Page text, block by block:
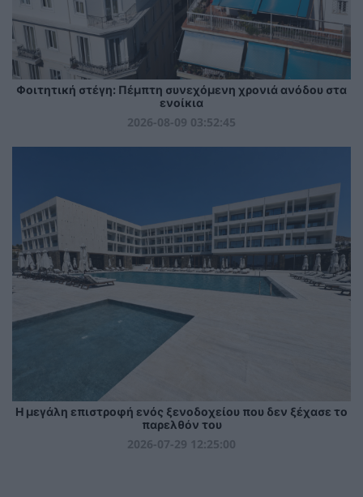
Φοιτητική στέγη: Πέμπτη συνεχόμενη χρονιά ανόδου στα
ενοίκια
2026-08-09 03:52:45
Η μεγάλη επιστροφή ενός ξενοδοχείου που δεν ξέχασε το
παρελθόν του
2026-07-29 12:25:00